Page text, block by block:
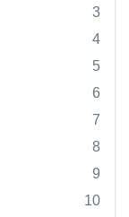
3
4
5
6
7
8
9
10